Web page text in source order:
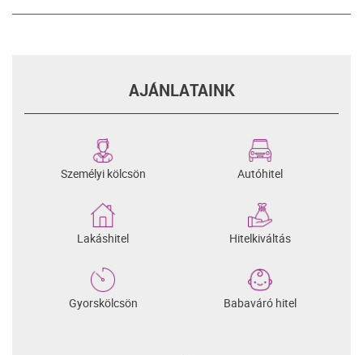
AJÁNLATAINK
Személyi kölcsön Autóhitel
Lakáshitel Hitelkiváltás
Gyorskölcsön Babaváró hitel